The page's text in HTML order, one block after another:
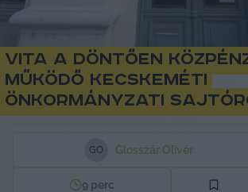
Vita a döntően
működő kecskeméti
önkormányzati
GO Glosszár Olivér
9 perc